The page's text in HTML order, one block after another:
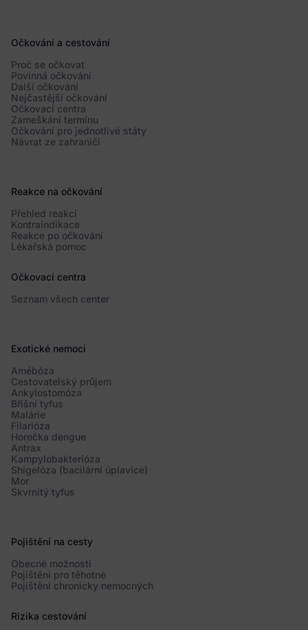
Očkování a cestování
Proč se očkovat
Povinná očkování
Další očkování
Nejčastější očkování
Očkovací centra
Zameškání termínu
Očkování pro jednotlivé státy
Návrat ze zahraničí
Reakce na očkování
Přehled reakcí
Kontraindikace
Reakce po očkování
Lékařská pomoc
Očkovací centra
Seznam všech center
Exotické nemoci
Amébóza
Cestovatelský průjem
Ankylostomóza
Břišní tyfus
Malárie
Filarióza
Horečka dengue
Antrax
Kampylobakterióza
Shigelóza (bacilární úplavice)
Mor
Skvrnitý tyfus
Pojištění na cesty
Obecné možnosti
Pojištění pro těhotné
Pojištění chronicky nemocných
Rizika cestování